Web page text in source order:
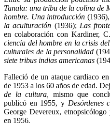
Tanala: una tribu de la colina de
hombre. Una introducción (1936),
la aculturación (1936); Las
en colaboración con Kardiner,
ciencia del hombre en la crisis
culturales de la personalidad
siete tribus indias americanas
Falleció de un ataque cardiaco
de 1953 a los 60 años de edad.
de la cultura, mismo que
publicó en 1955, y Desórdenes
George Devereux,
en 1956.